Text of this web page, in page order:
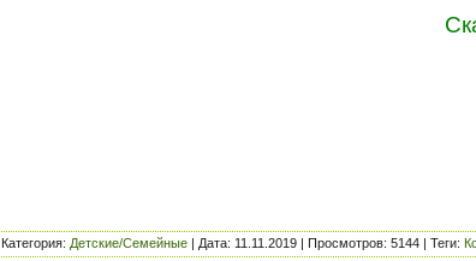
Категория: Детские/Семейные | Дата: 11.11.2019 Просмотров: 5144 | Теги: